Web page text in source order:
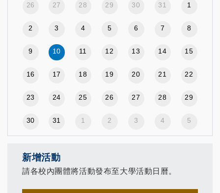
26 27 28 29 30 31 1
2 3 4 5 6 7 8
9 10 11 12 13 14 15
16 17 18 19 20 21 22
23 24 25 26 27 28 29
30 31 1 2 3 4 5
新增活動
請各校內團體將活動發布至大學活動日曆。